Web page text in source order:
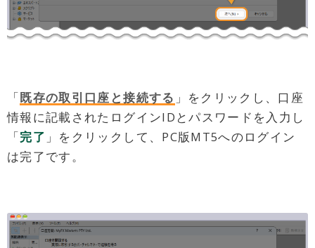
「既存の取引口座と接続する 」をクリックし、口座
情報に記載されたログインIDとパスワードを入力し
「完了 」をクリックして、PC版MT5へのログイン
は完了です。